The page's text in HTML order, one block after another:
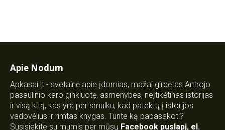
Apie Nodum
Apkasai.lt - svetainė apie įdomias, mažai girdėtas Antrojo
pasaulinio karo ginkluotę, asmenybes, neįtikėtinas istorijas
ir visą kitą, kas yra per smulku, kad patektų į istorijos
vadovėlius ir rimtas knygas. Turite ką papasakoti?
Susisiekite su mumis per mūsų Facebook puslapį, el.